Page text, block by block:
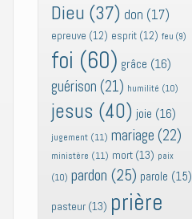
Dieu (37) don (17)
epreuve (12) esprit (12) feu (9)
foi (60) grâce (16)
guérison (21) humilité (10)
jesus (40) joie (16)
jugement (11) mariage (22)
ministère (11) mort (13) paix
(10) pardon (25) parole (15)
pasteur (13) prière